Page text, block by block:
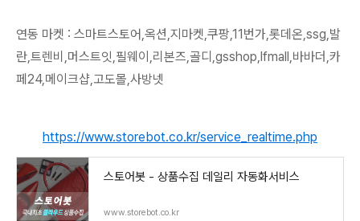
연동 마켓 : 스마트스토어,옥션,지마켓,쿠팡,11번가,롯데온,ssg,발
란,트렌비,머스트잇,필웨이,리본즈,골디,gsshop,lfmall,바바더,카
페24,메이크샵,고도몰,사방넷
https://www.storebot.co.kr/service_realtime.php
스토어봇 - 상품수집 데일리 자동화서비스
www.storebot.co.kr